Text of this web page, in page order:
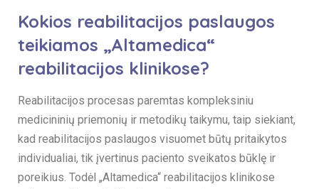
Kokios reabilitacijos paslaugos
teikiamos „Altamedica“
reabilitacijos klinikose?
Reabilitacijos procesas paremtas kompleksiniu
medicininių priemonių ir metodikų taikymu, taip siekiant,
kad reabilitacijos paslaugos visuomet būtų pritaikytos
individualiai, tik įvertinus paciento sveikatos būklę ir
poreikius. Todėl „Altamedica“ reabilitacijos klinikose